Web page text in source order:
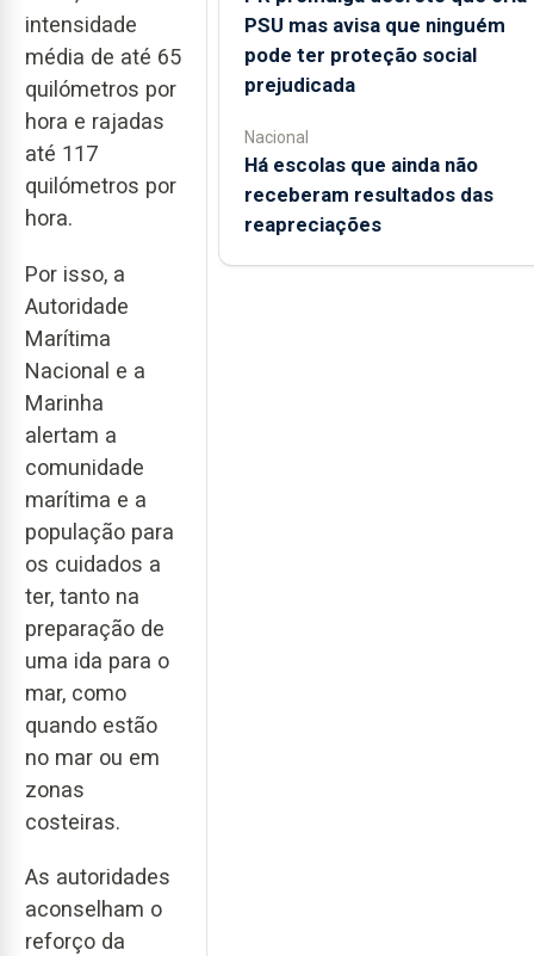
intensidade
média de até 65
quilómetros por
hora e rajadas
até 117
quilómetros por
hora.
Por isso, a
Autoridade
Marítima
Nacional e a
Marinha
alertam a
comunidade
marítima e a
população para
os cuidados a
ter, tanto na
preparação de
uma ida para o
mar, como
quando estão
no mar ou em
zonas
costeiras.
As autoridades
aconselham o
reforço da
PSU mas avisa que ninguém
pode ter proteção social
prejudicada
Nacional
Há escolas que ainda não
receberam resultados das
reapreciações